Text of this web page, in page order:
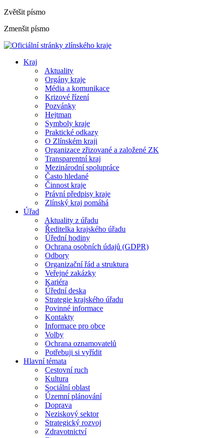
Zvětšit písmo
Zmenšit písmo
Kraj
Aktuality
Orgány kraje
Média a komunikace
Krizové řízení
Pozvánky
Hejtman
Symboly kraje
Praktické odkazy
O Zlínském kraji
Organizace zřizované a založené ZK
Transparentní kraj
Mezinárodní spolupráce
Často hledané
Činnost kraje
Právní předpisy kraje
Zlínský kraj pomáhá
Úřad
Aktuality z úřadu
Ředitelka krajského úřadu
Úřední hodiny
Ochrana osobních údajů (GDPR)
Odbory
Organizační řád a struktura
Veřejné zakázky
Kariéra
Úřední deska
Strategie krajského úřadu
Povinné informace
Kontakty
Informace pro obce
Volby
Ochrana oznamovatelů
Potřebuji si vyřídit
Hlavní témata
Cestovní ruch
Kultura
Sociální oblast
Územní plánování
Doprava
Neziskový sektor
Strategický rozvoj
Zdravotnictví